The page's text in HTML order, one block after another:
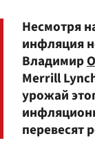
Несмотря
инфляция
Владимир
Merrill
урожай
перевесят